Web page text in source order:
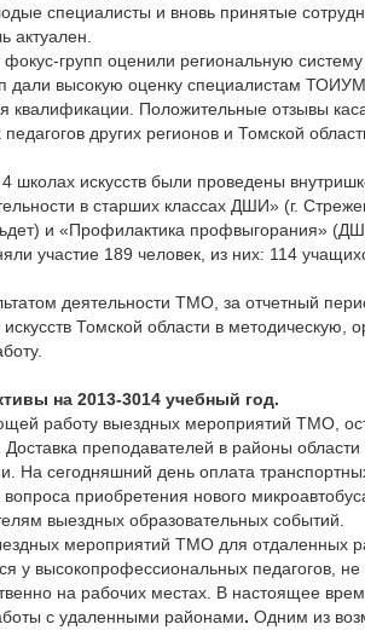
специалисты и вновь принятые
актуален.
групп оценили региональную
дали высокую оценку специалистам
квалификации. Положительные отзывы
других регионов и Томской
школах искусств были проведены
в старших классах ДШИ» (г.
и «Профилактика профвыгорания»
участие 189 человек, из них: 114
деятельности ТМО, за отчетный
Томской области в методическую,
на 2013-3014 учебный год.
работу выездных мероприятий ТМО,
преподавателей в районы
На сегодняшний день оплата
приобретения нового
выездных образовательных событий.
мероприятий ТМО для отдаленных
у высокопрофессиональных педагогов,
на рабочих местах. В настоящее
с удаленными районами. Одним из